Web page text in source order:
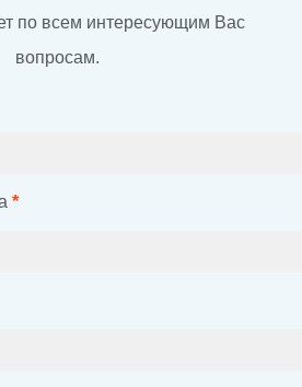
по всем интересующим Вас
вопросам.
*